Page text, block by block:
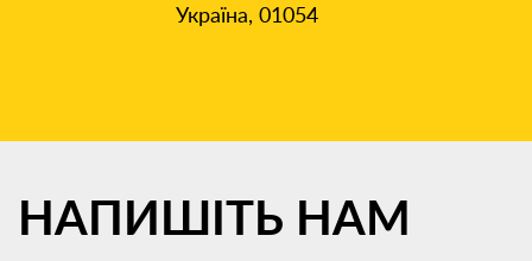
Україна, 01054
НАПИШІТЬ НАМ